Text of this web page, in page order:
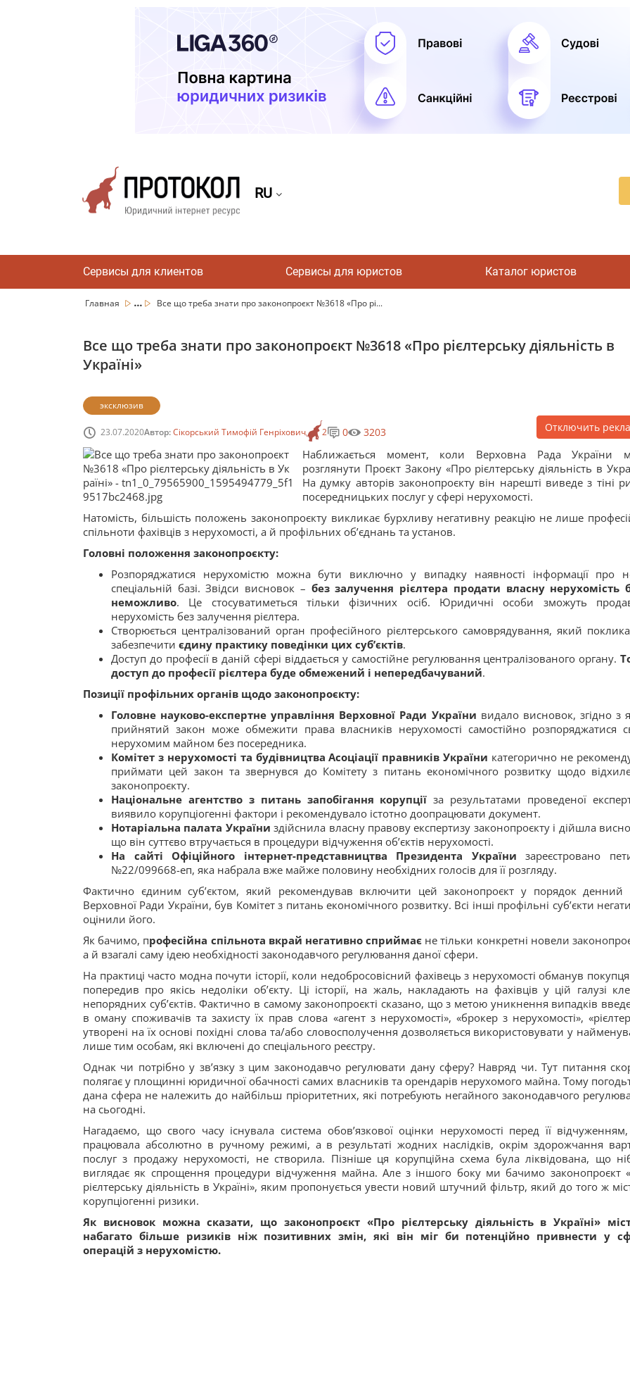
RU
Сервисы для клиентов Сервисы для юристов Каталог юристов
Главная ... Все що треба знати про законопроєкт №3618 «Про рі...
Все що треба знати про законопроєкт №3618 «Про рієлтерську діяльність в
Україні»
эксклюзив
23.07.2020Автор:Сікорський Тимофій Генріхович 2 0 3203 Отключить
Наближається момент, коли Верховна Рада України
розглянути Проєкт Закону «Про рієлтерську діяльність в
На думку авторів законопроєкту він нарешті виведе з тіні
посередницьких послуг у сфері нерухомості.
Натомість, більшість положень законопроєкту викликає бурхливу негативну реакцію не лише
спільноти фахівців з нерухомості, а й профільних об’єднань та установ.
Головні положення законопроєкту:
Розпоряджатися нерухомістю можна бути виключно у випадку наявності інформації про
спеціальній базі. Звідси висновок – без залучення рієлтера продати власну нерухомість
неможливо. Це стосуватиметься тільки фізичних осіб. Юридичні особи зможуть
нерухомість без залучення рієлтера.
Створюється централізований орган професійного рієлтерського самоврядування, який
забезпечити єдину практику поведінки цих суб’єктів.
Доступ до професії в даній сфері віддається у самостійне регулювання централізованого органу.
доступ до професії рієлтера буде обмежений і непередбачуваний.
Позиції профільних органів щодо законопроєкту:
Головне науково-експертне управління Верховної Ради України видало висновок, згідно з
прийнятий закон може обмежити права власників нерухомості самостійно розпоряджатися
нерухомим майном без посередника.
Комітет з нерухомості та будівництва Асоціації правників України категорично не
приймати цей закон та звернувся до Комітету з питань економічного розвитку щодо
законопроєкту.
Національне агентство з питань запобігання корупціїза результатами проведеної
виявило корупціогенні фактори і рекомендувало істотно доопрацювати документ.
Нотаріальна палата Україниздійснила власну правову експертизу законопроєкту і дійшла
що він суттєво втручається в процедури відчуження об’єктів нерухомості.
На сайті Офіційного інтернет-представництва Президента України зареєстровано
№22/099668-еп, яка набрала вже майже половину необхідних голосів для її розгляду.
Фактично єдиним суб’єктом, який рекомендував включити цей законопроєкт у порядок денний
Верховної Ради України, був Комітет з питань економічного розвитку. Всі інші профільні суб’єкти
оцінили його.
Як бачимо, професійна спільнота вкрай негативно сприймає не тільки конкретні новели
а й взагалі саму ідею необхідності законодавчого регулювання даної сфери.
На практиці часто модна почути історії, коли недобросовісний фахівець з нерухомості обманув
попередив про якісь недоліки об’єкту. Ці історії, на жаль, накладають на фахівців у цій галузі
непорядних суб’єктів. Фактично в самому законопроєкті сказано, що з метою уникнення випадків
в оману споживачів та захисту їх прав слова «агент з нерухомості», «брокер з нерухомості»,
утворені на їх основі похідні слова та/або словосполучення дозволяється використовувати у
лише тим особам, які включені до спеціального реєстру.
Однак чи потрібно у зв’язку з цим законодавчо регулювати дану сферу? Навряд чи. Тут питання
полягає у площинні юридичної обачності самих власників та орендарів нерухомого майна. Тому
дана сфера не належить до найбільш пріоритетних, які потребують негайного законодавчого
на сьогодні.
Нагадаємо, що свого часу існувала система обов’язкової оцінки нерухомості перед її
працювала абсолютно в ручному режимі, а в результаті жодних наслідків, окрім здорожчання
послуг з продажу нерухомості, не створила. Пізніше ця корупційна схема була ліквідована, що
виглядає як спрощення процедури відчуження майна. Але з іншого боку ми бачимо законопроєкт
рієлтерську діяльність в Україні», яким пропонується увести новий штучний фільтр, який до того ж
корупціогенні ризики.
Як висновок можна сказати, що законопроєкт «Про рієлтерську діяльність в Україні»
набагато більше ризиків ніж позитивних змін, які він міг би потенційно привнести у
операцій з нерухомістю.